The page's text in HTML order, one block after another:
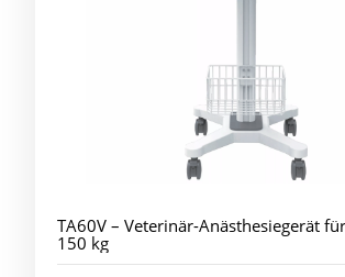
TA60V – Veterinär-Anästhesiegerät
150 kg